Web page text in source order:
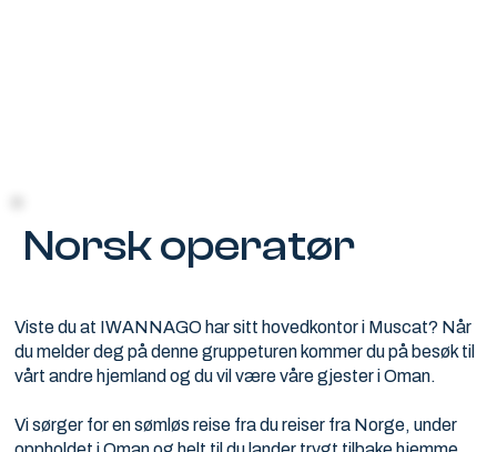
Norsk operatør
Viste du at IWANNAGO har sitt hovedkontor i Muscat? Når
du melder deg på denne gruppeturen kommer du på besøk til
vårt andre hjemland og du vil være våre gjester i Oman.
Vi sørger for en sømløs reise fra du reiser fra Norge, under